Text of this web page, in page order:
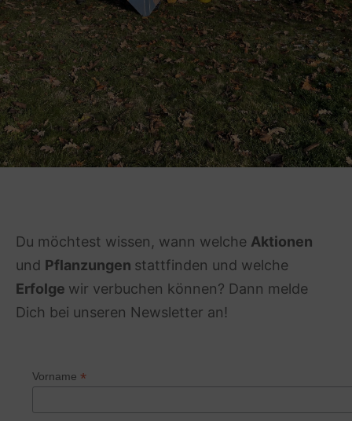
Du möchtest wissen, wann welche Aktionen
und Pflanzungen stattfinden und welche
Erfolge wir verbuchen können? Dann melde
Dich bei unseren Newsletter an!
Vorname *